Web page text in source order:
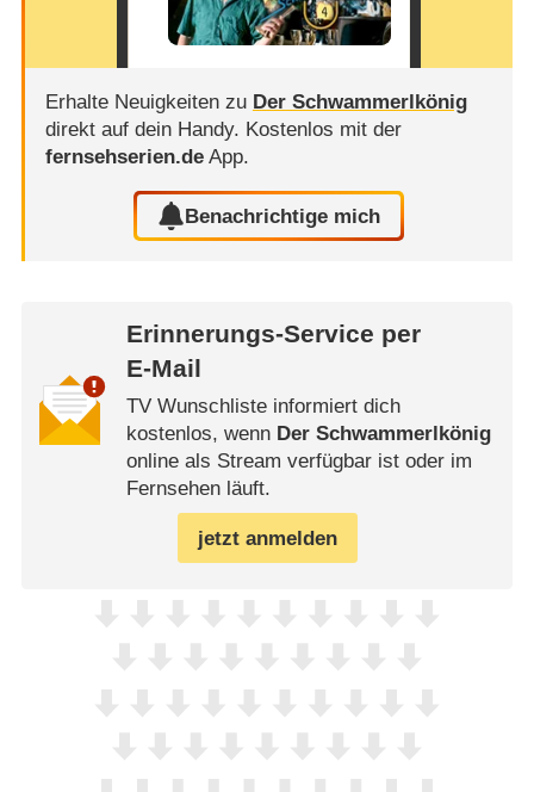
Erhalte Neuigkeiten zu Der Schwammerlkönig
direkt auf dein Handy. Kostenlos mit der
fernsehserien.deApp.
Benachrichtige mich
Erinnerungs-Service per
E-Mail
TV Wunschliste informiert dich
kostenlos, wenn Der Schwammerlkönig
online als Stream verfügbar ist oder im
Fernsehen läuft.
jetzt anmelden